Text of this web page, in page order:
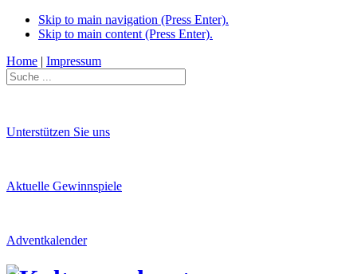
Skip to main navigation (Press Enter).
Skip to main content (Press Enter).
Home | Impressum
Unterstützen Sie uns
Aktuelle Gewinnspiele
Adventkalender